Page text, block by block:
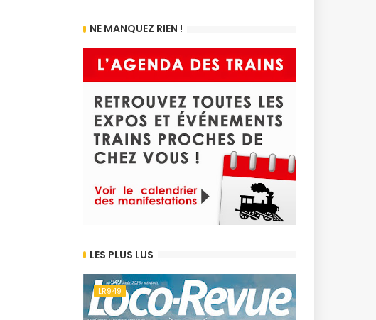
NE MANQUEZ RIEN !
LES PLUS LUS
LR949